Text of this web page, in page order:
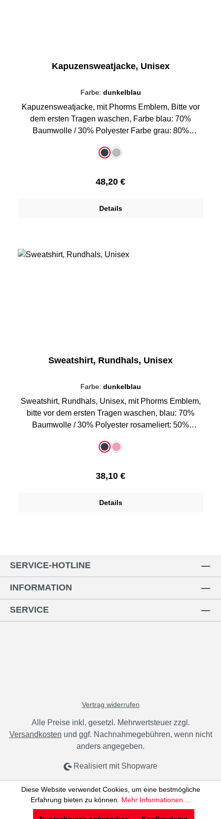
Kapuzensweatjacke, Unisex
Farbe: dunkelblau
Kapuzensweatjacke, mit Phorms Emblem, Bitte vor
dem ersten Tragen waschen, Farbe blau: 70%
Baumwolle / 30% Polyester Farbe grau: 80%
dunkelblau
mittelgrau
Regulärer Preis:
48,20 €
Details
Sweatshirt, Rundhals, Unisex
Farbe: dunkelblau
Sweatshirt, Rundhals, Unisex, mit Phorms Emblem,
bitte vor dem ersten Tragen waschen, blau: 70%
Baumwolle / 30% Polyester rosameliert: 50%
dunkelblau
rosa-meliert
Regulärer Preis:
38,10 €
Details
SERVICE-HOTLINE
INFORMATION
SERVICE
Vertrag widerrufen
Alle Preise inkl. gesetzl. Mehrwertsteuer zzgl.
Versandkosten und ggf. Nachnahmegebühren, wenn nicht
anders angegeben.
Realisiert mit Shopware
Diese Website verwendet Cookies, um eine bestmögliche
Erfahrung bieten zu können. Mehr Informationen ...